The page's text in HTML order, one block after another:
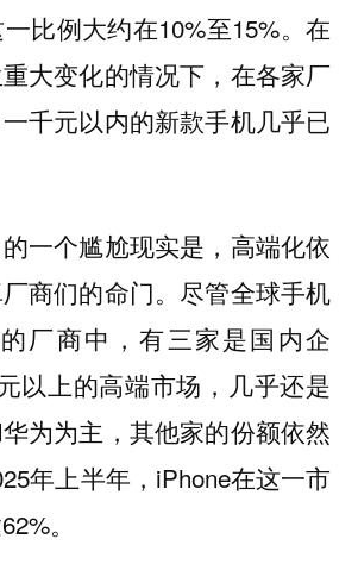
比例大约在10%至15%。在
大变化的情况下，在各家厂
千元以内的新款手机几乎已
一个尴尬现实是， 高端化依
商们的命门。 尽管全球手机
厂商中，有三家是国内企
以上的高端市场，几乎还是
为为主，其他家的份额依然
年上半年，iPhone在这一市
。